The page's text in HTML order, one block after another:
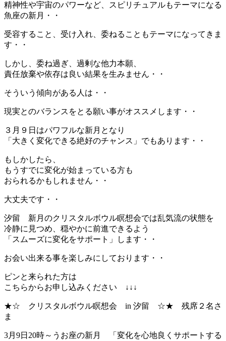
精神性や宇宙のパワーなど、スピリチュアルもテーマになる
魚座の新月・・
受容すること、受け入れ、委ねることもテーマになってきま
す・・
しかし、委ね過ぎ、過剰な他力本願、
責任放棄や依存は良い結果を生みません・・
そういう傾向がある人は・・
現実とのバランスをとる願い事がオススメします・・
３月９日はパワフルな新月となり
「大きく変化できる絶好のチャンス」でもあります・・
もしかしたら、
もうすでに変化が始まっている方も
おられるかもしれません・・
大丈夫です・・
汐留 新月のクリスタルボウル瞑想会では乱気流の状態を
冷静に見つめ、穏やかに前進できるよう
「スムーズに変化をサポート」します・・
お会い出来る事を楽しみにしております・・
ピンと来られた方は
こちらからお申し込みください ↓↓↓
★☆ クリスタルボウル瞑想会 in 汐留 ☆★ 残席２名さ
ま
3月9日20時～うお座の新月 「変化を心地良くサポートする